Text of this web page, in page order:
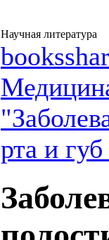
Научная литература
рта и